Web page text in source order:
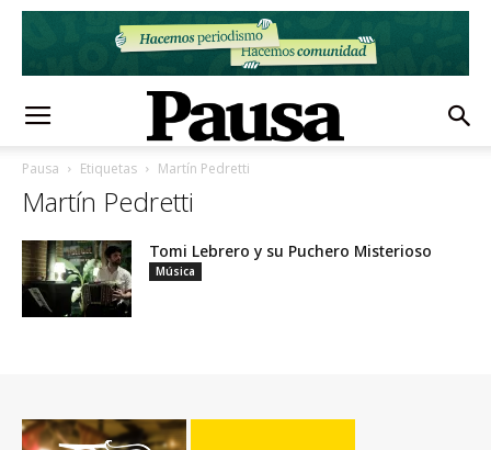
Pausa Etiquetas Martín Pedretti
Martín Pedretti
Tomi Lebrero y su Puchero Misterioso
Música